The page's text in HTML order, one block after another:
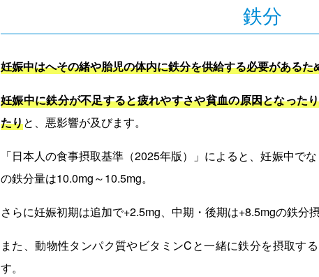
鉄分
妊娠中はへその緒や胎児の体内に鉄分を供給する必要があるた
妊娠中に鉄分が不足すると疲れやすさや貧血の原因となった
たりと、悪影響が及びます。
「日本人の食事摂取基準（2025年版）」によると、妊娠中で
の鉄分量は10.0mg～10.5mg。
さらに妊娠初期は追加で+2.5mg、中期・後期は+8.5mgの鉄分
また、動物性タンパク質やビタミンCと一緒に鉄分を摂取す
す。